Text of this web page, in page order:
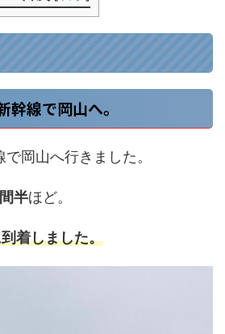
幹線で岡山へ。
岡山へ行きました。
半ほど。
着しました。